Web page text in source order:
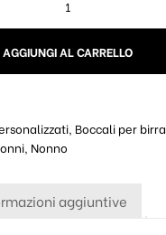
AGGIUNGI AL CARRELLO
, Boccali per birra
Nonno
aggiuntive